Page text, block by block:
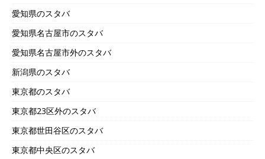
愛知県のスタバ
愛知県名古屋市のスタバ
愛知県名古屋市外のスタバ
新潟県のスタバ
東京都のスタバ
東京都23区外のスタバ
東京都世田谷区のスタバ
東京都中央区のスタバ